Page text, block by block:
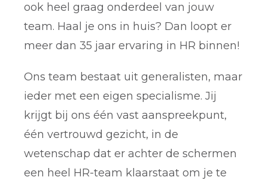
ook heel graag onderdeel van jouw
team. Haal je ons in huis? Dan loopt er
meer dan 35 jaar ervaring in HR binnen!
Ons team bestaat uit generalisten, maar
ieder met een eigen specialisme. Jij
krijgt bij ons één vast aanspreekpunt,
één vertrouwd gezicht, in de
wetenschap dat er achter de schermen
een heel HR-team klaarstaat om je te